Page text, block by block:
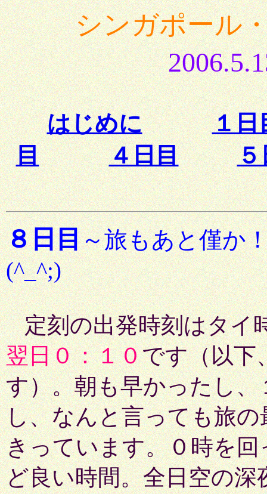
シンガポール
はじめに
１日
目
４日目
５
８日目～旅もあと僅か
(^_^;)
定刻の出発時刻はタイ
翌日０：１０です（以下
す）。朝も早かったし
し、なんと言っても旅
きっています。０時を
ど良い時間。全日空の